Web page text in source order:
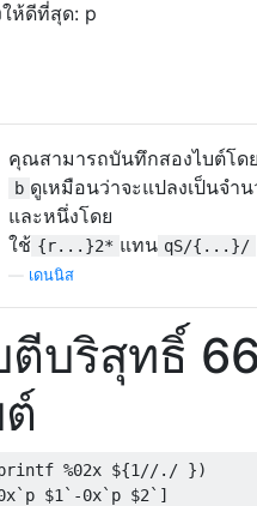
ให้ดีที่สุด: p
คุณสามารถบันทึกสองไบต์โด
b ดูเหมือนว่าจะแปลงเป็นจำน
และหนึ่งโดย
ใช้ {r...}2* แทน qS/{...}/
เดนนิส
บริสุทธิ์ 66
%02x ${1//./ })
$1`-0x`p $2`]